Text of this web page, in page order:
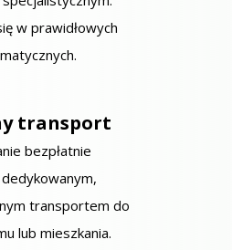
transport
bezpłatnie
transportem do
lub mieszkania.
w prawidłowych